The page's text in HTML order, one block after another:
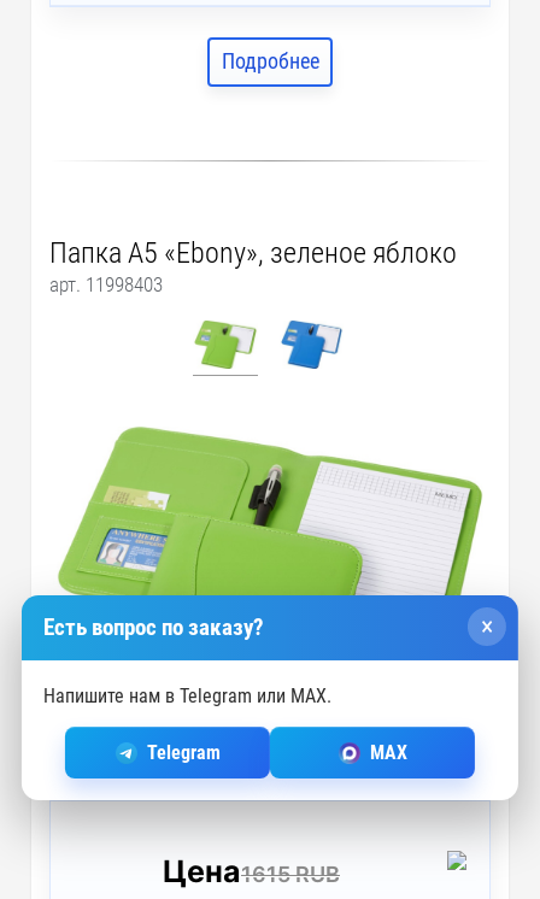
Подробнее
Папка A5 «Ebony», зеленое яблоко
арт. 11998403
Цена1615 RUB
Есть вопрос по заказу? ×
Напишите нам в Telegram или MAX.
Telegram MAX